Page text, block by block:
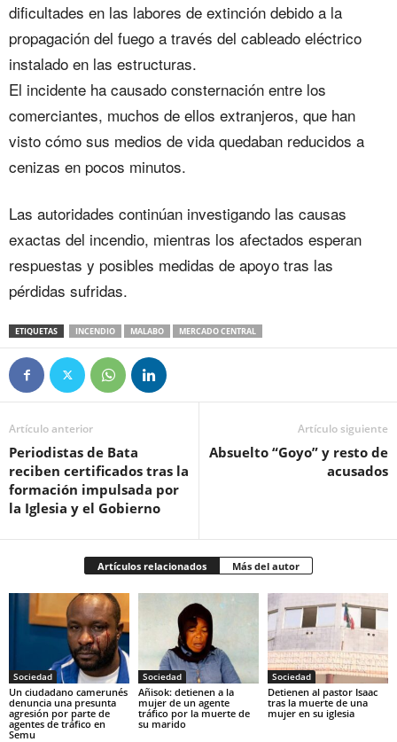
dificultades en las labores de extinción debido a la
propagación del fuego a través del cableado eléctrico
instalado en las estructuras.
El incidente ha causado consternación entre los
comerciantes, muchos de ellos extranjeros, que han
visto cómo sus medios de vida quedaban reducidos a
cenizas en pocos minutos.
Las autoridades continúan investigando las causas
exactas del incendio, mientras los afectados esperan
respuestas y posibles medidas de apoyo tras las
pérdidas sufridas.
ETIQUETAS INCENDIO MALABO MERCADO CENTRAL
Artículo anterior
Periodistas de Bata
reciben certificados tras la
formación impulsada por
la Iglesia y el Gobierno
Artículo siguiente
Absuelto “Goyo” y resto de
acusados
Artículos relacionados Más del autor
Sociedad
‎Un ciudadano camerunés
denuncia una presunta
agresión por parte de
agentes de tráfico en
Semu
Sociedad
Añisok: detienen a la
mujer de un agente
tráfico por la muerte de
su marido‎
Sociedad
‎Detienen al pastor Isaac
tras la muerte de una
mujer en su iglesia‎